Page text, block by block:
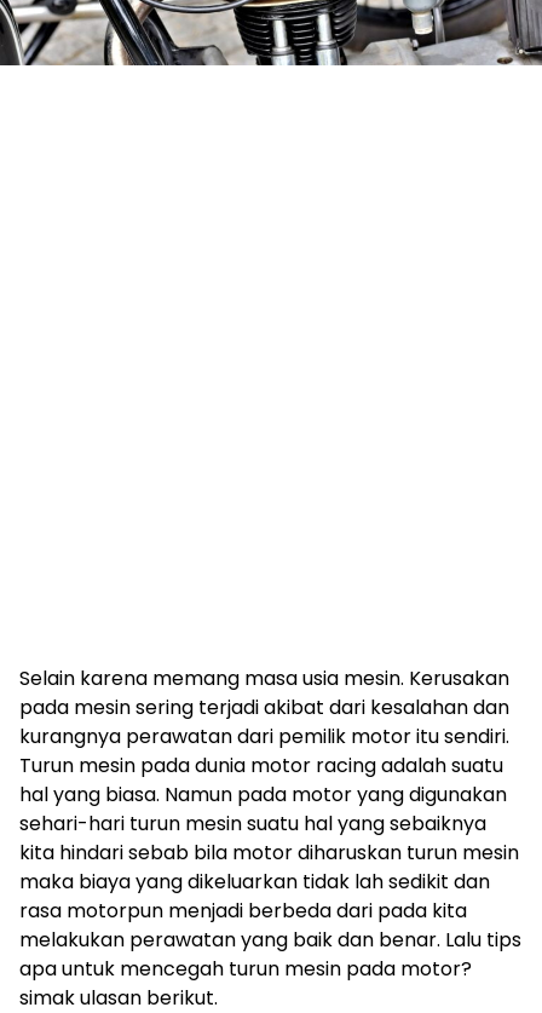
Selain karena memang masa usia mesin. Kerusakan
pada mesin sering terjadi akibat dari kesalahan dan
kurangnya perawatan dari pemilik motor itu sendiri.
Turun mesin pada dunia motor racing adalah suatu
hal yang biasa. Namun pada motor yang digunakan
sehari-hari turun mesin suatu hal yang sebaiknya
kita hindari sebab bila motor diharuskan turun mesin
maka biaya yang dikeluarkan tidak lah sedikit dan
rasa motorpun menjadi berbeda dari pada kita
melakukan perawatan yang baik dan benar. Lalu tips
apa untuk mencegah turun mesin pada motor?
simak ulasan berikut.